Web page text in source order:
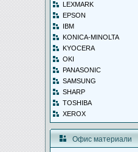
LEXMARK
EPSON
IBM
KONICA-MINOLTA
KYOCERA
OKI
PANASONIC
SAMSUNG
SHARP
TOSHIBA
XEROX
Офис материали